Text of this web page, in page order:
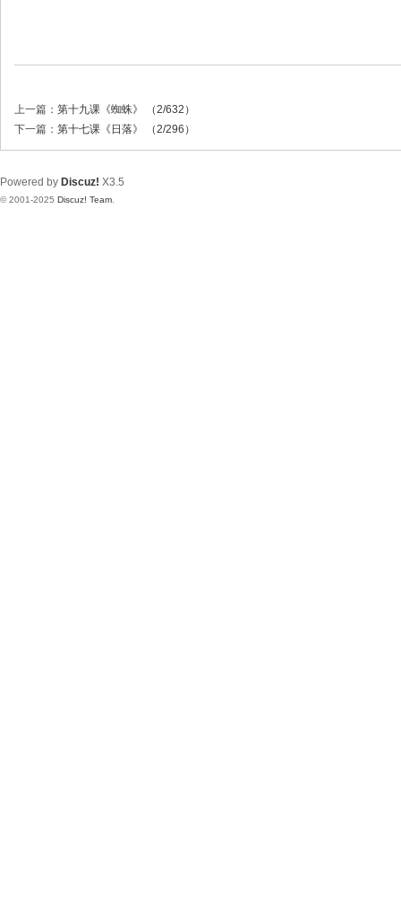
上一篇： 第十九课《蜘蛛》 （2/632）
下一篇： 第十七课《日落》 （2/296）
Powered by Discuz! X3.5
© 2001-2025 Discuz! Team